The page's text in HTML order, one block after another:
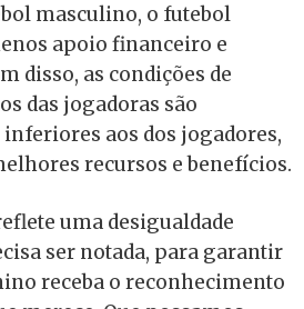
masculino, o futebol
apoio financeiro e
disso, as condições de
das jogadoras são
aos dos jogadores,
recursos e benefícios.
uma desigualdade
ser notada, para garantir
receba o reconhecimento